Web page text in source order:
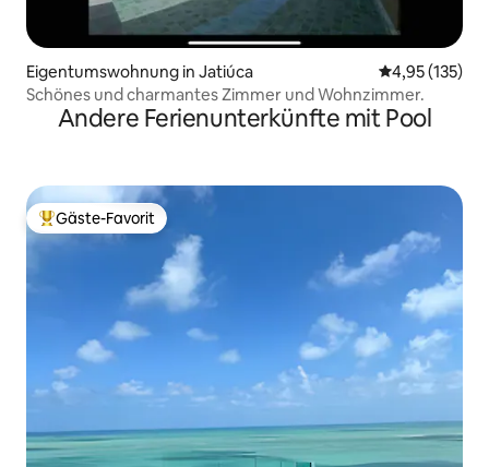
Eigentumswohnung in Jatiúca
4,95 (135)
Schönes und charmantes Zimmer und Wohnzimmer.
Andere Ferienunterkünfte mit Pool
Beliebter Gäste-Favorit.
Gäste-Favorit